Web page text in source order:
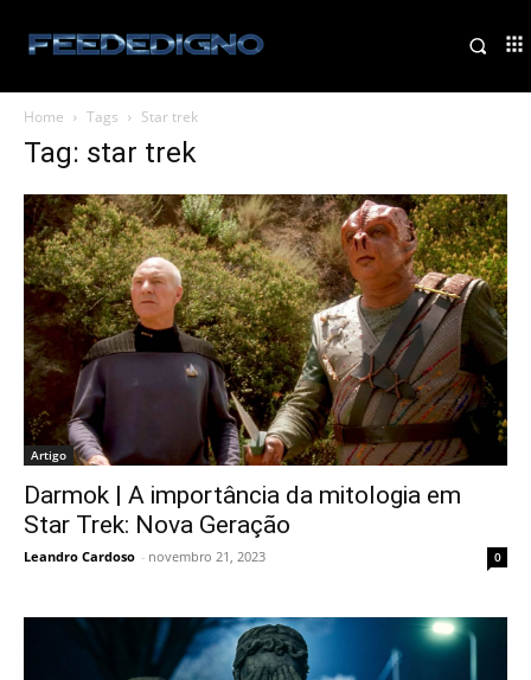
Home Tags Star trek
Tag: star trek
Artigo
Darmok | A importância da mitologia em
Star Trek: Nova Geração
Leandro Cardoso - novembro 21, 2023 0